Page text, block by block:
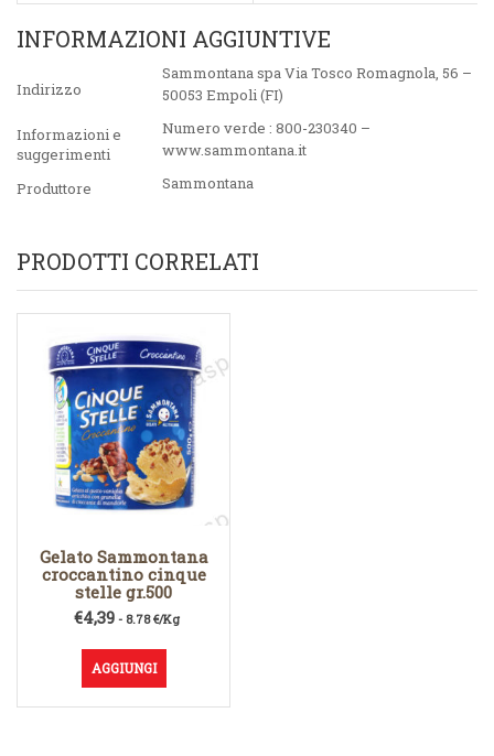
INFORMAZIONI AGGIUNTIVE
Indirizzo
Sammontana spa Via Tosco Romagnola, 56 –
50053 Empoli (FI)
Informazioni e
suggerimenti
Numero verde : 800-230340 –
www.sammontana.it
Produttore
Sammontana
PRODOTTI CORRELATI
Gelato Sammontana
croccantino cinque
stelle gr.500
€4,39- 8.78 €/Kg
AGGIUNGI